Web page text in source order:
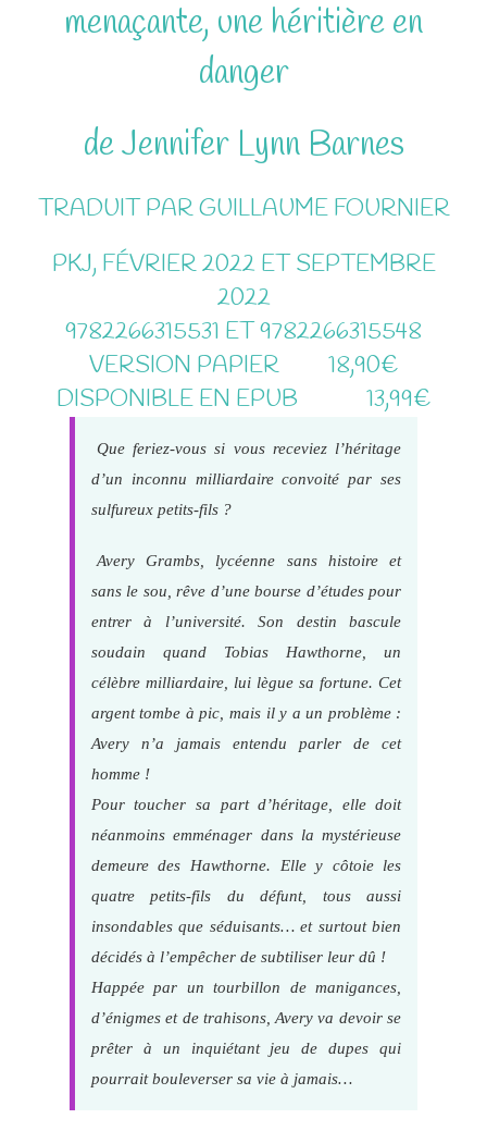
menaçante, une héritière en
danger
de Jennifer Lynn Barnes
TRADUIT PAR GUILLAUME FOURNIER
PKJ, FÉVRIER 2022 ET SEPTEMBRE
2022
9782266315531 ET 9782266315548
VERSION PAPIER 18,90€
DISPONIBLE EN EPUB
13,99€
Que feriez-vous si vous receviez l’héritage
d’un inconnu milliardaire convoité par ses
sulfureux petits-fils ?
Avery Grambs, lycéenne sans histoire et
sans le sou, rêve d’une bourse d’études pour
entrer à l’université. Son destin bascule
soudain quand Tobias Hawthorne, un
célèbre milliardaire, lui lègue sa fortune. Cet
argent tombe à pic, mais il y a un problème :
Avery n’a jamais entendu parler de cet
homme !
Pour toucher sa part d’héritage, elle doit
néanmoins emménager dans la mystérieuse
demeure des Hawthorne. Elle y côtoie les
quatre petits-fils du défunt, tous aussi
insondables que séduisants… et surtout bien
décidés à l’empêcher de subtiliser leur dû !
Happée par un tourbillon de manigances,
d’énigmes et de trahisons, Avery va devoir se
prêter à un inquiétant jeu de dupes qui
pourrait bouleverser sa vie à jamais…